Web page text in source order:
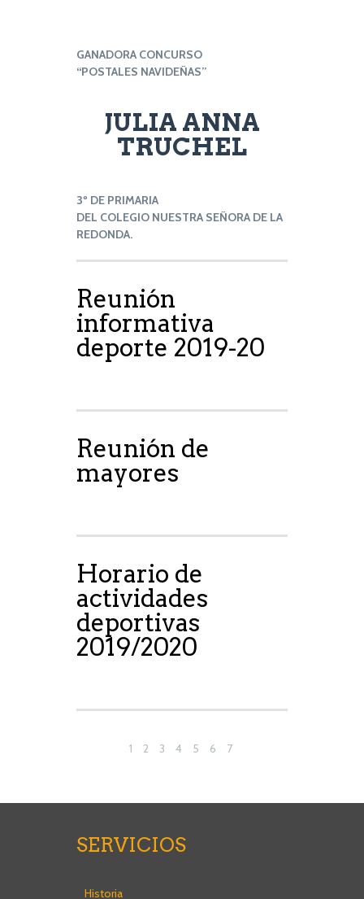
GANADORA CONCURSO
“POSTALES NAVIDEÑAS”
JULIA ANNA
TRUCHEL
3º DE PRIMARIA
DEL COLEGIO NUESTRA SEÑORA DE LA
REDONDA.
Reunión
informativa
deporte 2019-20
Reunión de
mayores
Horario de
actividades
deportivas
2019/2020
1 2 3 4 5 6 7
SERVICIOS
Historia